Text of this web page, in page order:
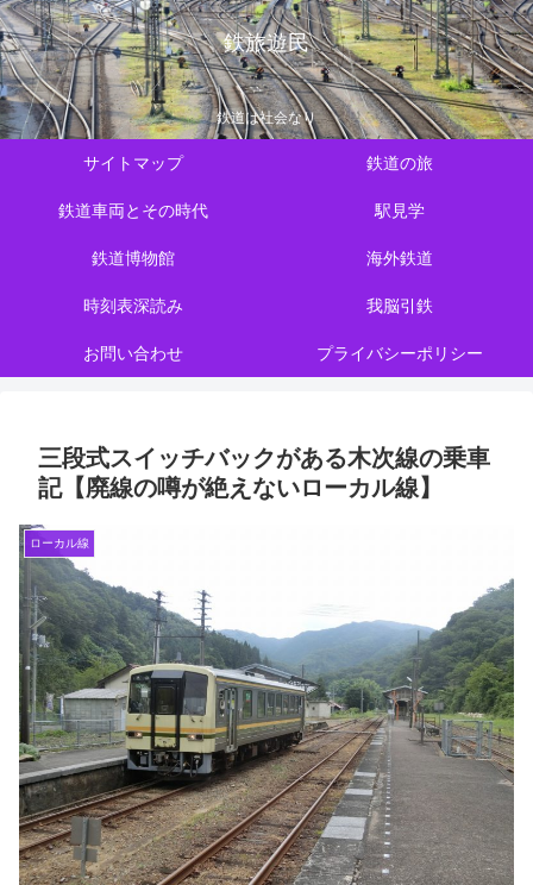
鉄旅遊民
鉄道は社会なり
サイトマップ 鉄道の旅
鉄道車両とその時代 駅見学
鉄道博物館 海外鉄道
時刻表深読み 我脳引鉄
お問い合わせ プライバシーポリシー
三段式スイッチバックがある木次線の乗車
記【廃線の噂が絶えないローカル線】
ローカル線